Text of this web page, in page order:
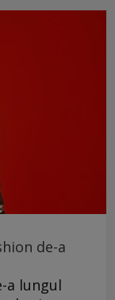
de-a
a lungul